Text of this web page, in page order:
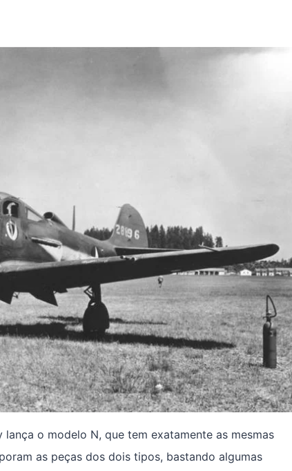
o modelo N, que tem exatamente as mesmas
as peças dos dois tipos, bastando algumas